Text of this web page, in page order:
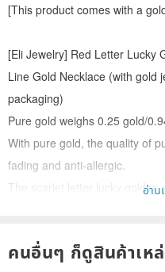
[This product comes with a
[Eli Jewelry] Red Letter Lucky
Line Gold Necklace (with gold
packaging)
Pure gold weighs 0.25 gold/
With pure gold, the quality of
fading and anti-allergic.
The scarlet letter lucky golden
It also allows you to attract
อ่าน
คนอื่นๆ ก็ดูสินค้าเห